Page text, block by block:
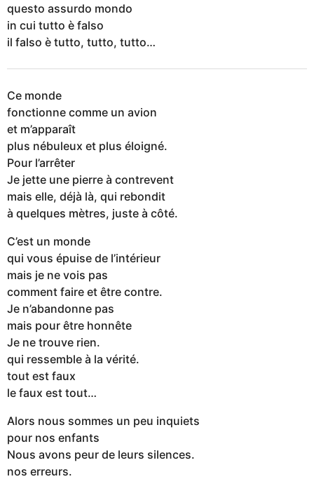
questo assurdo mondo
in cui tutto è falso
il falso è tutto, tutto, tutto…
Ce monde
fonctionne comme un avion
et m’apparaît
plus nébuleux et plus éloigné.
Pour l’arrêter
Je jette une pierre à contrevent
mais elle, déjà là, qui rebondit
à quelques mètres, juste à côté.
C’est un monde
qui vous épuise de l’intérieur
mais je ne vois pas
comment faire et être contre.
Je n’abandonne pas
mais pour être honnête
Je ne trouve rien.
qui ressemble à la vérité.
tout est faux
le faux est tout…
Alors nous sommes un peu inquiets
pour nos enfants
Nous avons peur de leurs silences.
nos erreurs.